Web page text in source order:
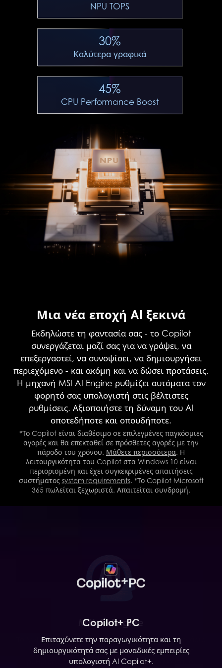
NPU TOPS
30%
Καλύτερα γραφικά
45%
CPU Performance Boost
Μια νέα εποχή AI ξεκινά
Εκδηλώστε τη φαντασία σας - το Copilot
συνεργάζεται μαζί σας για να γράψει, να
επεξεργαστεί, να συνοψίσει, να δημιουργήσει
περιεχόμενο - και ακόμη και να δώσει προτάσεις.
Η μηχανή MSI AI Engine ρυθμίζει αυτόματα τον
φορητό σας υπολογιστή στις βέλτιστες
ρυθμίσεις. Αξιοποιήστε τη δύναμη του AI
οποτεδήποτε και οπουδήποτε.
*Το Copilot είναι διαθέσιμο σε επιλεγμένες παγκόσμιες
αγορές και θα επεκταθεί σε πρόσθετες αγορές με την
πάροδο του χρόνου. Μάθετε περισσότερα. Η
λειτουργικότητα του Copilot στα Windows 10 είναι
περιορισμένη και έχει συγκεκριμένες απαιτήσεις
συστήματος system requirements. *Το Copilot Microsoft
365 πωλείται ξεχωριστά. Απαιτείται συνδρομή.
Copilot+ PC
Επιταχύνετε την παραγωγικότητα και τη
δημιουργικότητά σας με μοναδικές εμπειρίες
υπολογιστή AI Copilot+.
MSI AI Engine
Το MSI AI Engine είναι σε θέση να ανιχνεύει τα σενάρια
των χρηστών και να προσαρμόζει αυτόματα τις
ρυθμίσεις του υλικού ώστε να επιτυγχάνονται οι